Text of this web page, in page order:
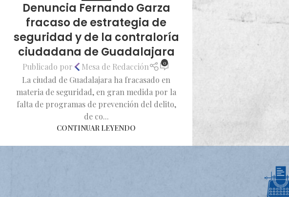
Denuncia Fernando Garza
fracaso de estrategia de
seguridad y de la contraloría
ciudadana de Guadalajara
Publicado por Mesa de Redacción 0
La ciudad de Guadalajara ha fracasado en
materia de seguridad, en gran medida por la
falta de programas de prevención del delito,
de co...
CONTINUAR LEYENDO